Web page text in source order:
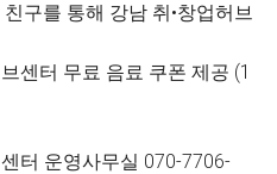
구를 통해 강남 취•창업허브
센터 무료 음료 쿠폰 제공 (1
터 운영사무실 070-7706-